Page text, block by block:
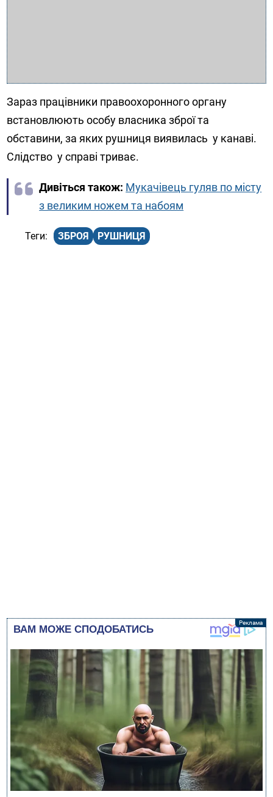
Зараз працівники правоохоронного органу
встановлюють особу власника зброї та
обставини, за яких рушниця виявилась у канаві.
Слідство у справі триває.
Дивіться також: Мукачівець гуляв по місту
з великим ножем та набоям
ЗБРОЯ РУШНИЦЯ